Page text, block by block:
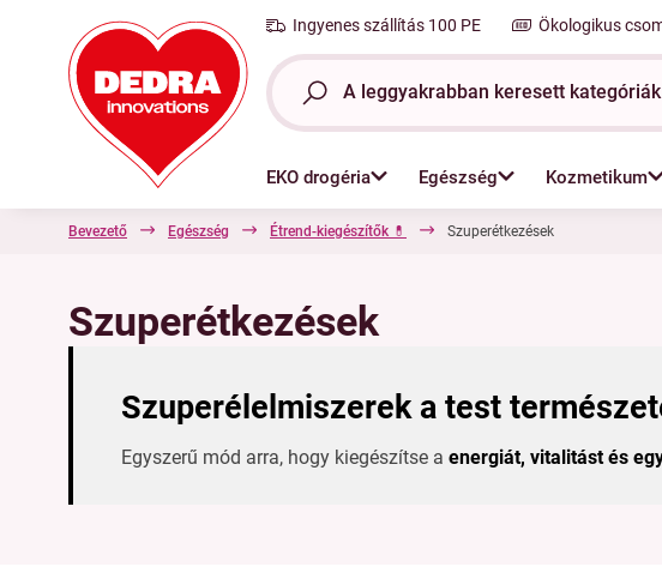
Ingyenes szállítás 100 PE Ökologikus
EKO drogéria Egészség Kozmetikum
Bevezető Egészség Étrend-kiegészítők 💊 Szuperétkezések
Szuperétkezések
Szuperélelmiszerek a test
Egyszerű mód arra, hogy kiegészítse a energiát, vitalitást és